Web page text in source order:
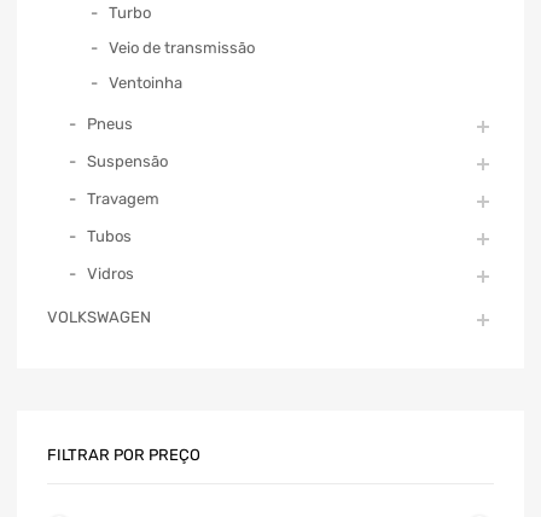
Turbo
Veio de transmissão
Ventoinha
Pneus
Suspensão
Travagem
Tubos
Vidros
VOLKSWAGEN
FILTRAR POR PREÇO